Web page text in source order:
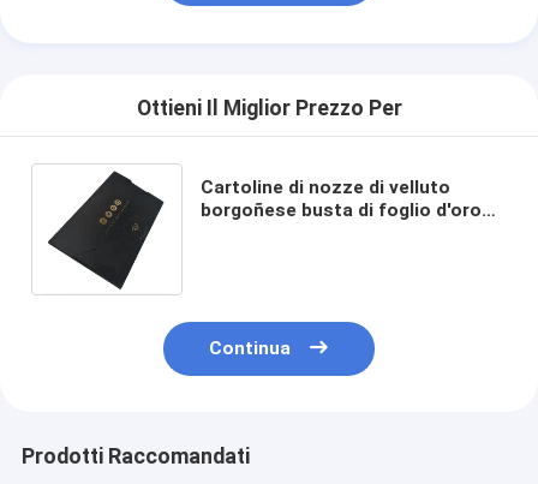
Ottieni Il Miglior Prezzo Per
Cartoline di nozze di velluto
borgoñese busta di foglio d'oro
Continua
Prodotti Raccomandati